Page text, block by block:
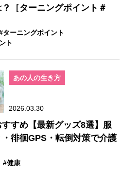
［ターニングポイント＃
ターニングポイント
ト
あの人の生き方
2026.03.30
すめ【最新グッズ8選】服
徘徊GPS・転倒対策で介護
#健康